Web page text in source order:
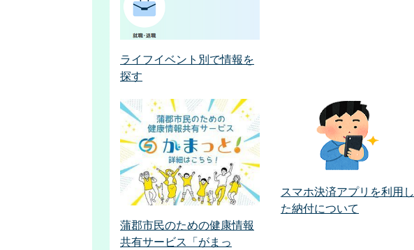
ライフイベント別で情報を
探す
蒲郡市民のための健康情報
共有サービス「がまっ
スマホ決済アプリを利用し
た納付について